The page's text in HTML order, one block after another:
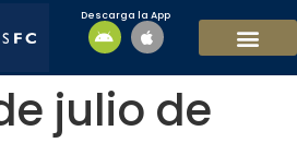
Descarga la App
julio de